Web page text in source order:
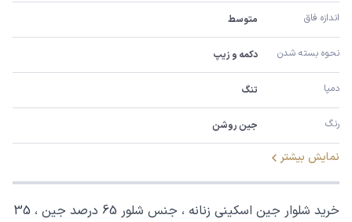
اندازه فاق متوسط
نحوه بسته شدن دکمه و زیپ
دمپا تنگ
رنگ جین روشن
نمایش بیشتر
خرید شلوار جین اسکینی زنانه ، جنس شلور 65 درصد جین ، 35